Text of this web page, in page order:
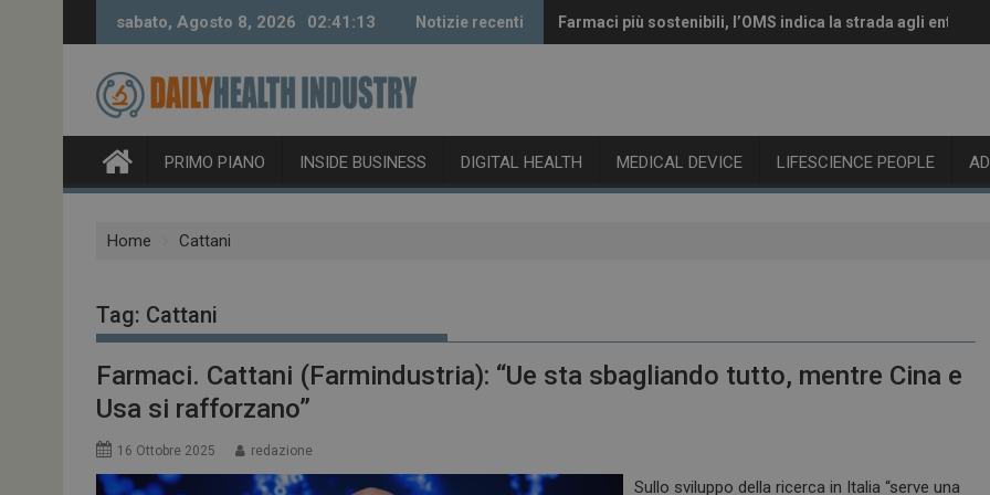
sabato, Agosto 8, 2026 02:41:15 Notizie recenti Farmaci più sostenibili, l’OMS indica la strada agli enti
Vaccini anti-Covid, il CHMP raccomanda l’aggiornamento
PRIMO PIANO INSIDE BUSINESS DIGITAL HEALTH MEDICAL DEVICE LIFESCIENCE PEOPLE
Home Cattani
Tag: Cattani
Farmaci. Cattani (Farmindustria): “Ue sta sbagliando tutto, mentre Cina e
Usa si rafforzano”
16 Ottobre 2025 redazione
Sullo sviluppo della ricerca in Italia “serve una